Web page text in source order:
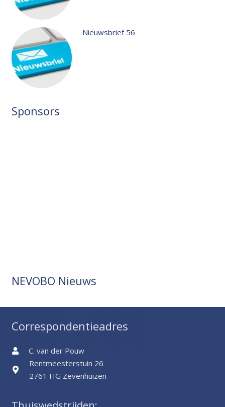
Nieuwsbrief 56
Sponsors
NEVOBO Nieuws
Correspondentieadres
C. van der Pouw
Rentmeesterstuin 26
2761 HG Zevenhuizen